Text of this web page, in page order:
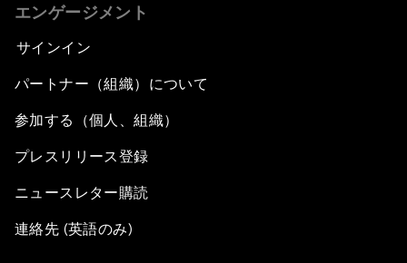
エンゲージメント
サインイン
パートナー（組織）について
参加する（個人、組織）
プレスリリース登録
ニュースレター購読
連絡先 (英語のみ)